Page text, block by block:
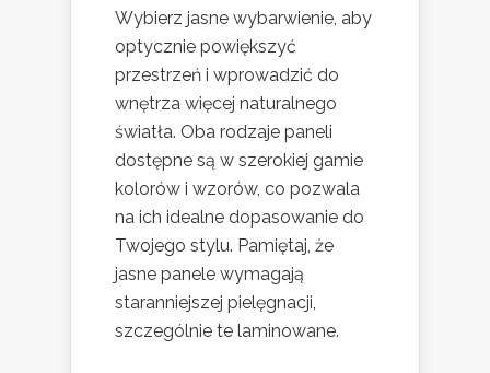
Wybierz jasne wybarwienie, aby
optycznie powiększyć
przestrzeń i wprowadzić do
wnętrza więcej naturalnego
światła. Oba rodzaje paneli
dostępne są w szerokiej gamie
kolorów i wzorów, co pozwala
na ich idealne dopasowanie do
Twojego stylu. Pamiętaj, że
jasne panele wymagają
staranniejszej pielęgnacji,
szczególnie te laminowane.